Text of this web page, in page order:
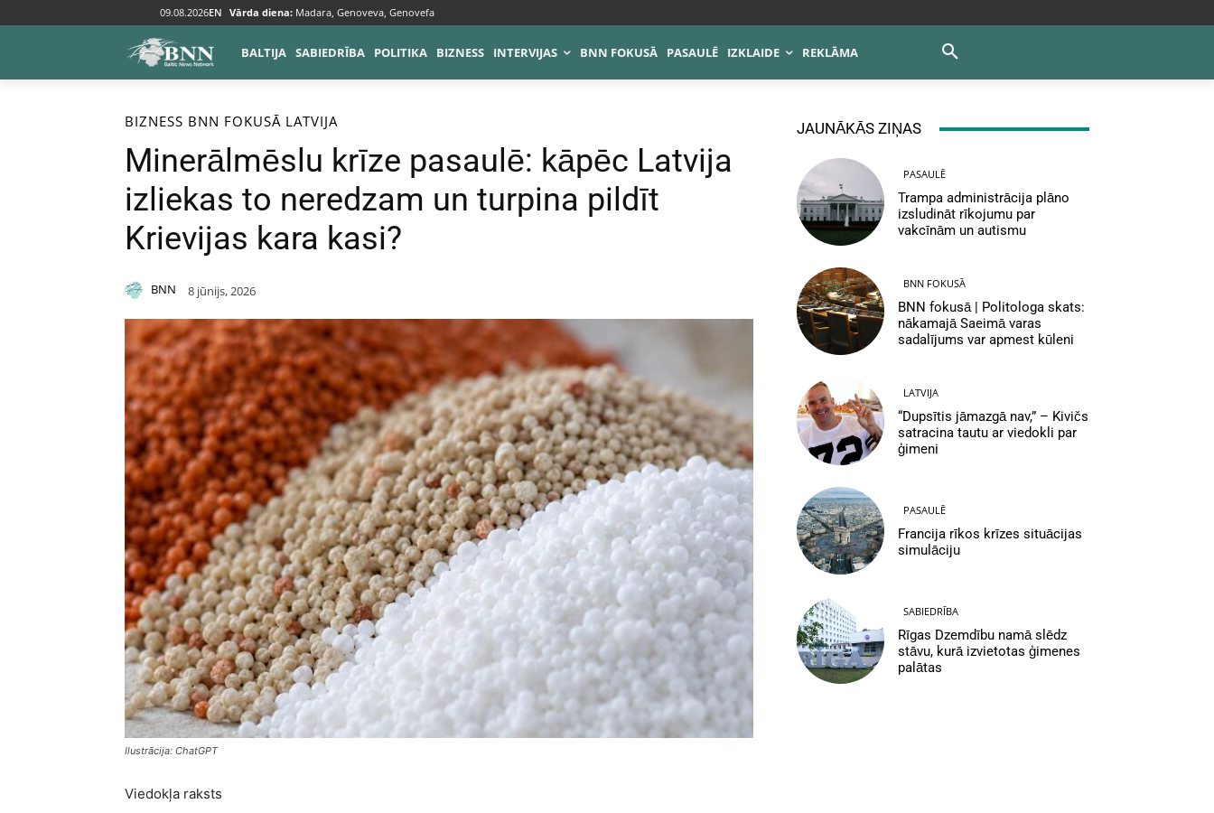
09.08.2026EN Vārda diena: Madara, Genoveva, Genovefa
BALTIJA SABIEDRĪBA POLITIKA BIZNESS INTERVIJAS BNN FOKUSĀ PASAULĒ IZKLAIDE REKLĀMA
Sākums Bizness
BIZNESS BNN FOKUSĀ LATVIJA
Minerālmēslu krīze pasaulē: kāpēc Latvija
izliekas to neredzam un turpina pildīt
Krievijas kara kasi?
BNN 8 jūnijs, 2026
Ilustrācija: ChatGPT
Viedokļa raksts
JAUNĀKĀS ZIŅAS
PASAULĒ
Trampa administrācija plāno
izsludināt rīkojumu par
vakcīnām un autismu
BNN FOKUSĀ
BNN fokusā | Politologa skats:
nākamajā Saeimā varas
sadalījums var apmest kūleni
LATVIJA
“Dupsītis jāmazgā nav,” – Kivičs
satracina tautu ar viedokli par
ģimeni
PASAULĒ
Francija rīkos krīzes situācijas
simulāciju
SABIEDRĪBA
Rīgas Dzemdību namā slēdz
stāvu, kurā izvietotas ģimenes
palātas